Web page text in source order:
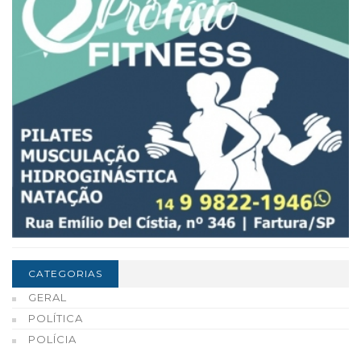
CATEGORIAS
GERAL
POLÍTICA
POLÍCIA